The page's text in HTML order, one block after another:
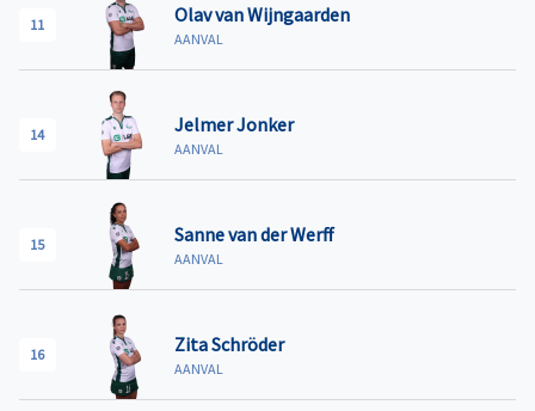
11 Olav van Wijngaarden
AANVAL
14 Jelmer Jonker
AANVAL
15 Sanne van der Werff
AANVAL
16 Zita Schröder
AANVAL